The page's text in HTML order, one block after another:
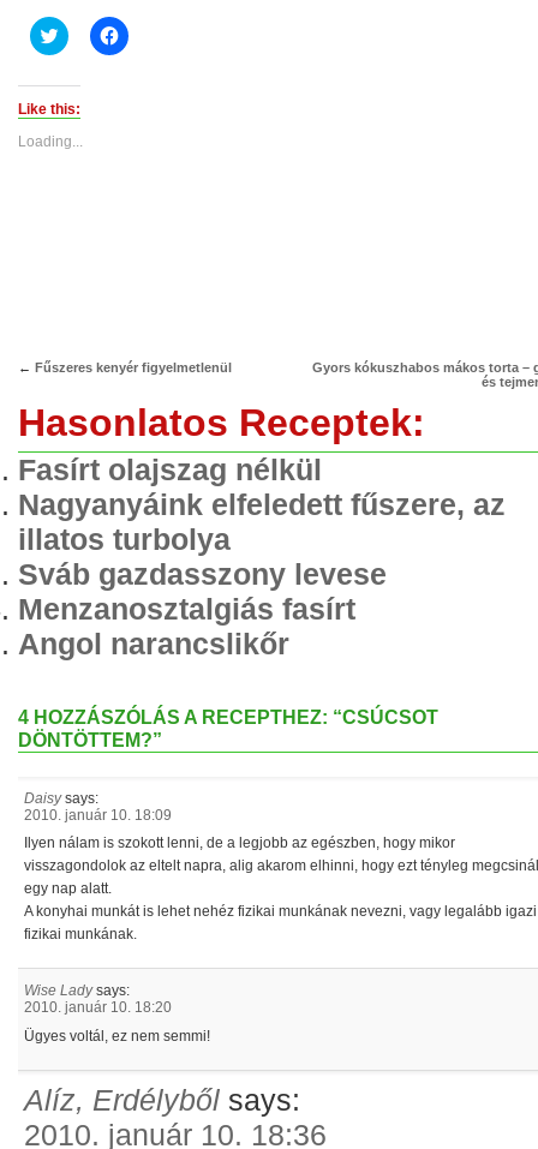
Click
to
(Opens
new
Click
to
Like this:
Loading...
← Fűszeres kenyér figyelmetlenül
Gyors kókuszhabos mákos torta –
és
Hasonlatos Receptek:
Fasírt olajszag nélkül
Nagyanyáink elfeledett fűszere, az
illatos turbolya
Sváb gazdasszony levese
Menzanosztalgiás fasírt
Angol narancslikőr
4 HOZZÁSZÓLÁS A RECEPTHEZ: “CSÚCSOT
DÖNTÖTTEM?”
Daisy says:
2010. január 10. 18:09
Ilyen nálam is szokott lenni, de a legjobb az egészben, hogy mikor
visszagondolok az eltelt napra, alig akarom elhinni, hogy ezt tényleg
egy nap alatt.
A konyhai munkát is lehet nehéz fizikai munkának nevezni, vagy legalább igazi
fizikai munkának.
Wise Lady says:
2010. január 10. 18:20
Ügyes voltál, ez nem semmi!
Alíz, Erdélyből says:
2010. január 10. 18:36